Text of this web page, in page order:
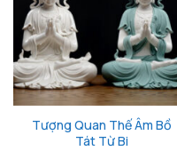
Tượng Quan Thế Âm Bồ
Tát Từ Bi